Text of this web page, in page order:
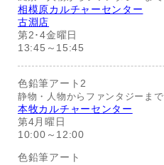
相模原カルチャーセンター
古淵店
第2･4金曜日
13:45～15:45
色鉛筆アート2
静物・人物からファンタジーまで
本牧カルチャーセンター
第4月曜日
10:00～12:00
色鉛筆アート